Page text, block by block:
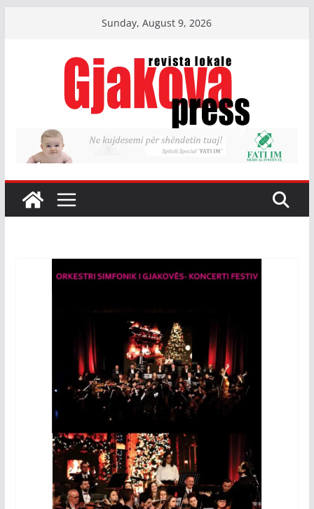
Sunday, August 9, 2026